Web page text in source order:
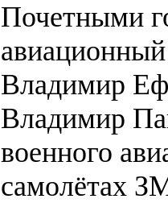
Почетными
Владимир
Владимир
военного
самолётах